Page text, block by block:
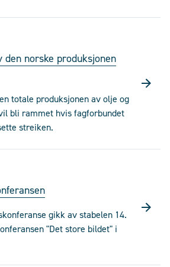
norske produksjonen
totale produksjonen av olje og
bli rammet hvis fagforbundet
streiken.
gikk av stabelen 14.
"Det store bildet" i